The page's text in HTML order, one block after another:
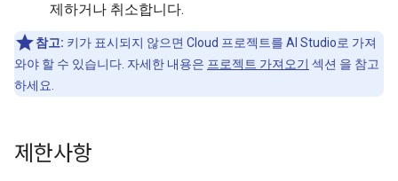
제하거나 취소합니다.
참고: 키가 표시되지 않으면 Cloud 프로젝트를 AI Studio로 가져
와야 할 수 있습니다. 자세한 내용은 프로젝트 가져오기 섹션 을 참고
하세요.
제한사항